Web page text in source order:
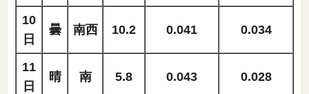
10
日
曇 南西 10.2 0.041 0.034
11
日
晴 南 5.8 0.043 0.028